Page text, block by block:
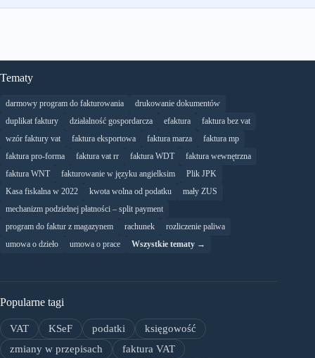
Tematy
darmowy program do fakturowania
drukowanie dokumentów
duplikat faktury
działalność gospordarcza efaktura
faktura bez vat
wzór faktury vat
faktura eksportowa faktura marza
faktura mp
faktura pro-forma
faktura vat rr faktura WDT
faktura wewnętrzna
faktura WNT
fakturowanie w języku angielksim
Plik JPK
Kasa fiskalna w 2022
kwota wolna od podatku
mały ZUS
mechanizm podzielnej płatności – split payment
program do faktur z magazynem
rachunek
rozliczenie paliwa
umowa o dzieło
umowa o prace Wszystkie tematy →
Popularne tagi
VAT KSeF podatki
księgowość
zmiany w przepisach
faktura VAT